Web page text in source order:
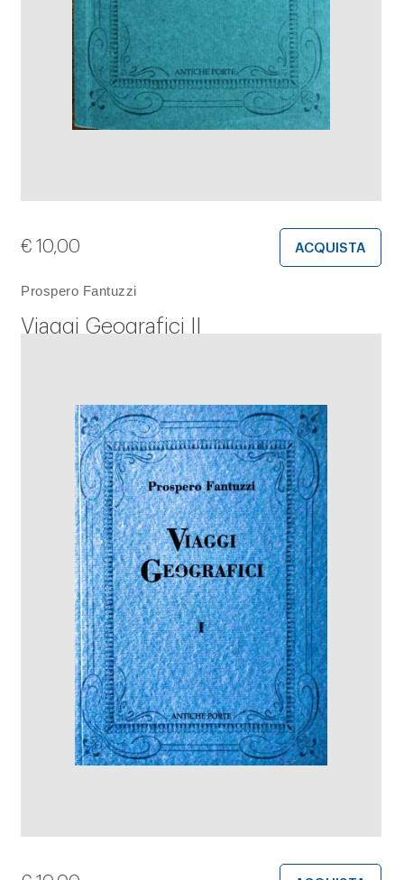
Prospero Fantuzzi
Viaggi Geografici II
€ 10,00 ACQUISTA